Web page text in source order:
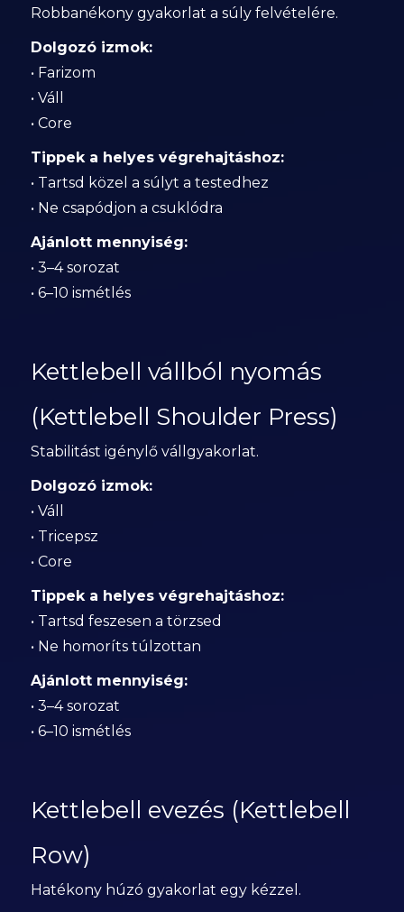
Robbanékony gyakorlat a súly felvételére.
Dolgozó izmok:
• Farizom
• Váll
• Core
Tippek a helyes végrehajtáshoz:
• Tartsd közel a súlyt a testedhez
• Ne csapódjon a csuklódra
Ajánlott mennyiség:
• 3–4 sorozat
• 6–10 ismétlés
Kettlebell vállból nyomás
(Kettlebell Shoulder Press)
Stabilitást igénylő vállgyakorlat.
Dolgozó izmok:
• Váll
• Tricepsz
• Core
Tippek a helyes végrehajtáshoz:
• Tartsd feszesen a törzsed
• Ne homoríts túlzottan
Ajánlott mennyiség:
• 3–4 sorozat
• 6–10 ismétlés
Kettlebell evezés (Kettlebell
Row)
Hatékony húzó gyakorlat egy kézzel.